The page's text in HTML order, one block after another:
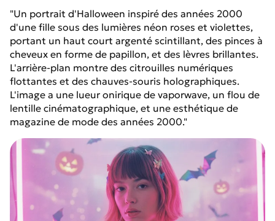
"Un portrait d'Halloween inspiré des années 2000
d'une fille sous des lumières néon roses et violettes,
portant un haut court argenté scintillant, des pinces à
cheveux en forme de papillon, et des lèvres brillantes.
L'arrière-plan montre des citrouilles numériques
flottantes et des chauves-souris holographiques.
L'image a une lueur onirique de vaporwave, un flou de
lentille cinématographique, et une esthétique de
magazine de mode des années 2000."